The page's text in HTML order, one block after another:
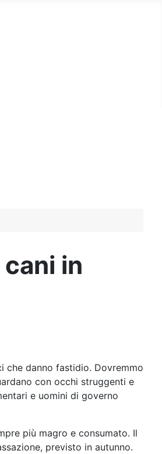
in
che danno fastidio. Dovremmo
con occhi struggenti e
e uomini di governo
più magro e consumato. Il
previsto in autunno.